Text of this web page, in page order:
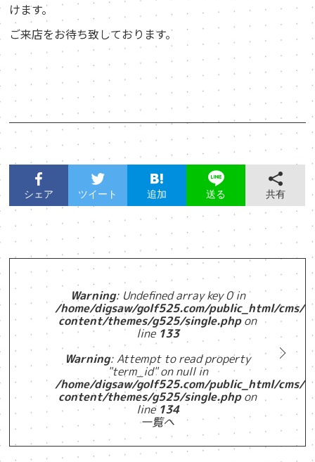
けます。
ご来店をお待ち致しております。
シェア ツイート 追加 送る 共有
Warning: Undefined array key 0 in
/home/digsaw/golf525.com/public_html/cms/
content/themes/g525/single.phpon
line 133
Warning: Attempt to read property
"term_id" on null in
/home/digsaw/golf525.com/public_html/cms/
content/themes/g525/single.phpon
line 134
一覧へ